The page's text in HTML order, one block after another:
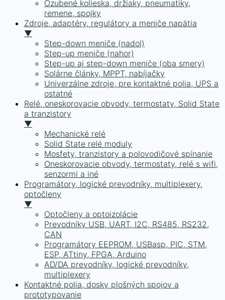
Ozubené kolieska, držiaky, pneumatiky,
remene, spojky
Zdroje, adaptéry, regulátory a meniče napätia
▼
Step-down meniče (nadol)
Step-up meniče (nahor)
Step-up aj step-down meniče (oba smery)
Solárne články, MPPT, nabíjačky
Univerzálne zdroje, pre kontaktné polia, UPS a
ostatné
Relé, oneskorovacie obvody, termostaty, Solid State
a tranzistory
▼
Mechanické relé
Solid State relé moduly
Mosfety, tranzistory a polovodičové spínanie
Oneskorovacie obvody, termostaty, relé s wifi,
senzormi a iné
Programátory, logické prevodníky, multiplexery,
optočleny
▼
Optočleny a optoizolácie
Prevodníky USB, UART, I2C, RS485, RS232,
CAN
Programátory EEPROM, USBasp, PIC, STM,
ESP, ATtiny, FPGA, Arduino
AD/DA prevodníky, logické prevodníky,
multiplexery
Kontaktné polia, dosky plošných spojov a
prototypovanie